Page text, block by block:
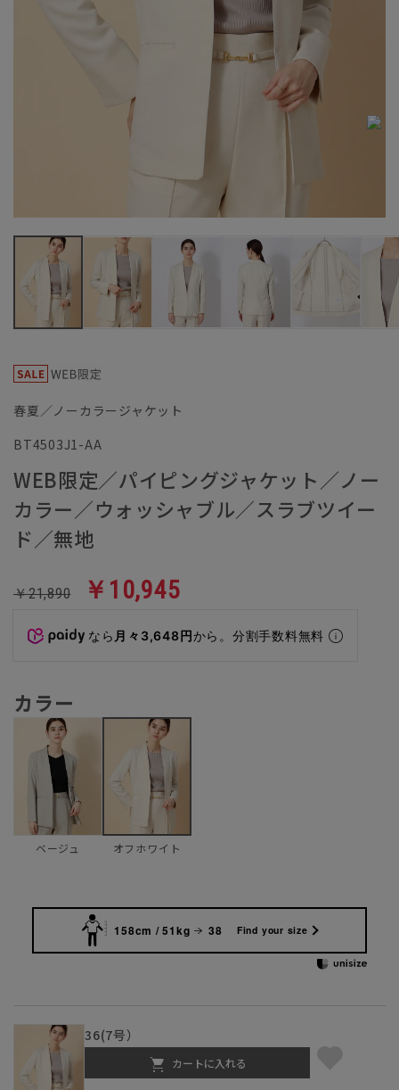
春夏／ノーカラージャケット
BT4503J1-AA
WEB限定／パイピングジャケット／ノー
カラー／ウォッシャブル／スラブツイー
ド／無地
￥21,890 ￥10,945
なら 月々3,648円から。分割手数料無料
カラー
ベージュ オフホワイト
158cm / 51kg 38 Find your size
36(7号）
カートに入れる